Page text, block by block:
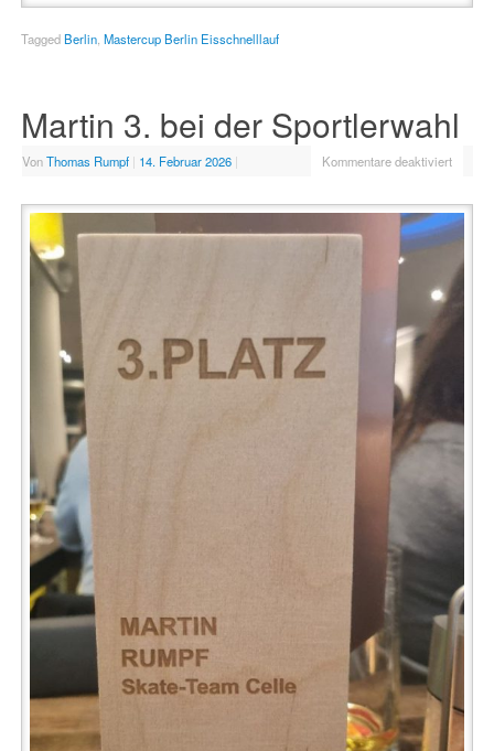
TaggedBerlin, Mastercup Berlin Eisschnelllauf
Martin 3. bei der Sportlerwahl
VonThomas Rumpf | 14. Februar 2026 | Kommentare deaktiviert